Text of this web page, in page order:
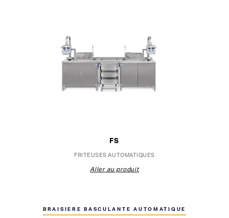
FS
FRITEUSES AUTOMATIQUES
Aller au produit
BRAISIERE BASCULANTE AUTOMATIQUE